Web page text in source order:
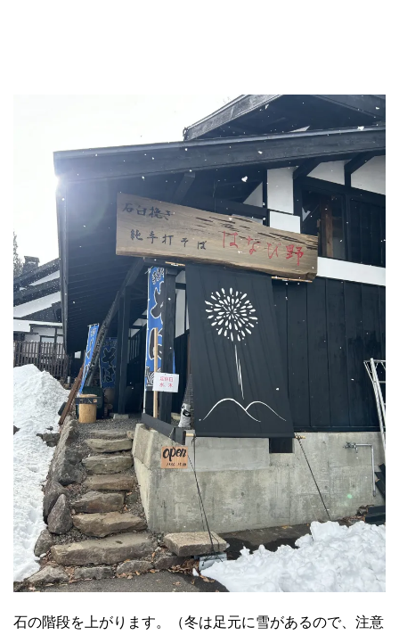
石の階段を上がります。（冬は足元に雪があるので、注意